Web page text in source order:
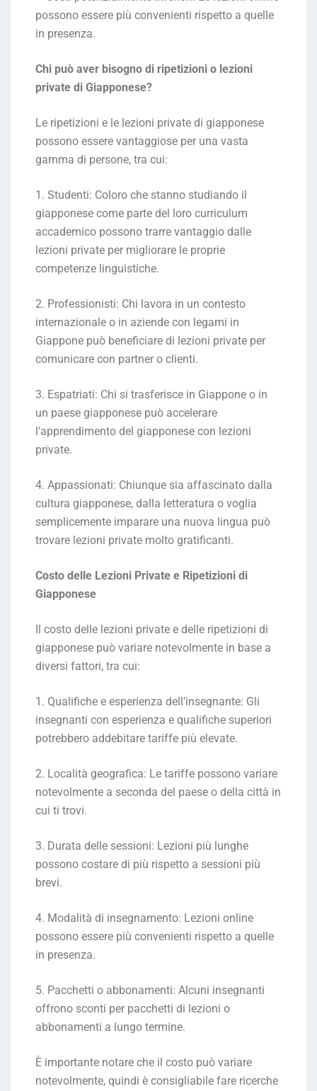
possono essere più convenienti rispetto a quelle
in presenza.
Chi può aver bisogno di ripetizioni o lezioni
private di Giapponese?
Le ripetizioni e le lezioni private di giapponese
possono essere vantaggiose per una vasta
gamma di persone, tra cui:
1. Studenti: Coloro che stanno studiando il
giapponese come parte del loro curriculum
accademico possono trarre vantaggio dalle
lezioni private per migliorare le proprie
competenze linguistiche.
2. Professionisti: Chi lavora in un contesto
internazionale o in aziende con legami in
Giappone può beneficiare di lezioni private per
comunicare con partner o clienti.
3. Espatriati: Chi si trasferisce in Giappone o in
un paese giapponese può accelerare
l’apprendimento del giapponese con lezioni
private.
4. Appassionati: Chiunque sia affascinato dalla
cultura giapponese, dalla letteratura o voglia
semplicemente imparare una nuova lingua può
trovare lezioni private molto gratificanti.
Costo delle Lezioni Private e Ripetizioni di
Giapponese
Il costo delle lezioni private e delle ripetizioni di
giapponese può variare notevolmente in base a
diversi fattori, tra cui:
1. Qualifiche e esperienza dell’insegnante: Gli
insegnanti con esperienza e qualifiche superiori
potrebbero addebitare tariffe più elevate.
2. Località geografica: Le tariffe possono variare
notevolmente a seconda del paese o della città in
cui ti trovi.
3. Durata delle sessioni: Lezioni più lunghe
possono costare di più rispetto a sessioni più
brevi.
4. Modalità di insegnamento: Lezioni online
possono essere più convenienti rispetto a quelle
in presenza.
5. Pacchetti o abbonamenti: Alcuni insegnanti
offrono sconti per pacchetti di lezioni o
abbonamenti a lungo termine.
È importante notare che il costo può variare
notevolmente, quindi è consigliabile fare ricerche